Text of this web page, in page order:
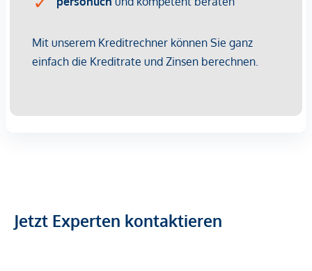
Jetzt Experten kontaktieren